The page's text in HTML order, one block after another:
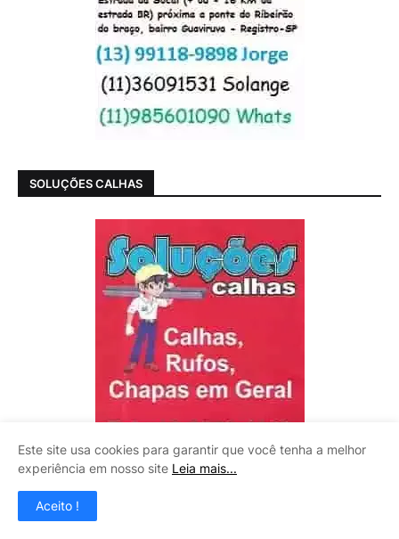
SOLUÇÕES CALHAS
Este site usa cookies para garantir que você tenha a melhor
experiência em nosso site Leia mais...
Aceito !